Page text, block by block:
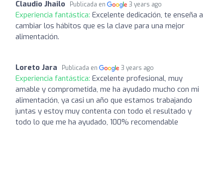
Claudio Jhailo Publicada en 3 years ago
Experiencia fantástica: Excelente dedicación, te enseña a
cambiar los hábitos que es la clave para una mejor
alimentación.
Loreto Jara Publicada en 3 years ago
Experiencia fantástica: Excelente profesional, muy
amable y comprometida, me ha ayudado mucho con mi
alimentación, ya casi un año que estamos trabajando
juntas y estoy muy contenta con todo el resultado y
todo lo que me ha ayudado, 100% recomendable